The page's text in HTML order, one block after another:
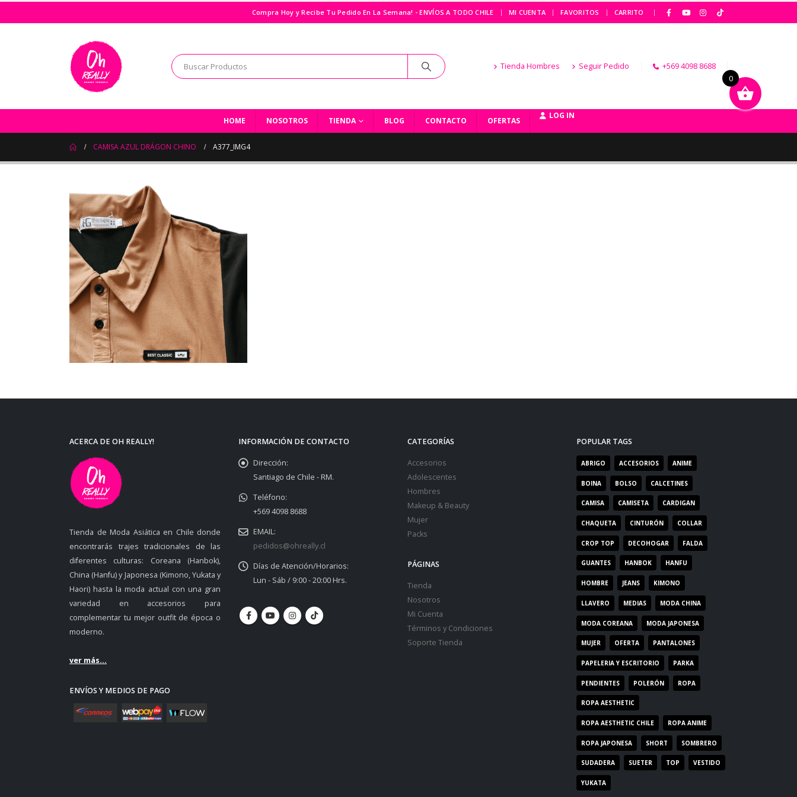
Compra Hoy y Recibe Tu Pedido En La Semana! - ENVÍOS A TODO CHILE | MI CUENTA FAVORITOS CARRITO |
Tienda Hombres Seguir Pedido +569 4098 8688
HOME NOSOTROS TIENDA BLOG CONTACTO OFERTAS
LOG IN
CAMISA AZUL DRÁGON CHINO A377_IMG4
ACERCA DE OH REALLY!
Tienda de Moda Asiática en Chile donde
encontrarás trajes tradicionales de las
diferentes culturas: Coreana (Hanbok),
China (Hanfu) y Japonesa (Kimono, Yukata y
Haori) hasta la moda actual con una gran
variedad en accesorios para
complementar tu mejor outfit de época o
moderno.
ver más...
ENVÍOS Y MEDIOS DE PAGO
INFORMACIÓN DE CONTACTO
Dirección:
Santiago de Chile - RM.
Teléfono:
+569 4098 8688
EMAIL:
pedidos@ohreally.cl
Días de Atención/Horarios:
Lun - Sáb / 9:00 - 20:00 Hrs.
CATEGORÍAS
Accesorios
Adolescentes
Hombres
Makeup & Beauty
Mujer
Packs
PÁGINAS
Tienda
Nosotros
Mi Cuenta
Términos y Condiciones
Soporte Tienda
POPULAR TAGS
ABRIGO ACCESORIOS ANIME
BOINA BOLSO CALCETINES
CAMISA CAMISETA CARDIGAN
CHAQUETA CINTURÓN COLLAR
CROP TOP DECOHOGAR FALDA
GUANTES HANBOK HANFU
HOMBRE JEANS KIMONO
LLAVERO MEDIAS MODA CHINA
MODA COREANA MODA JAPONESA
MUJER OFERTA PANTALONES
PAPELERIA Y ESCRITORIO PARKA
PENDIENTES POLERÓN ROPA
ROPA AESTHETIC
ROPA AESTHETIC CHILE ROPA ANIME
ROPA JAPONESA SHORT SOMBRERO
SUDADERA SUETER TOP VESTIDO
YUKATA
0